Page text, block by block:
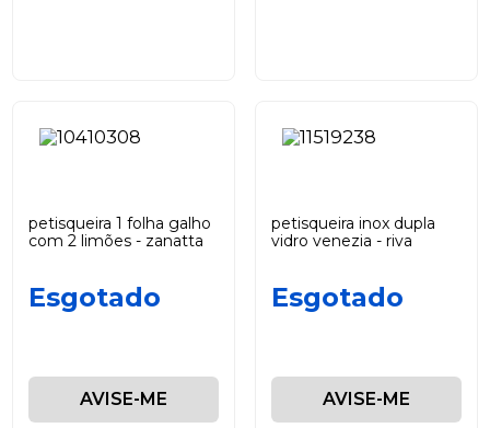
petisqueira 1 folha galho
com 2 limões - zanatta
Esgotado
AVISE-ME
petisqueira inox dupla
vidro venezia - riva
Esgotado
AVISE-ME